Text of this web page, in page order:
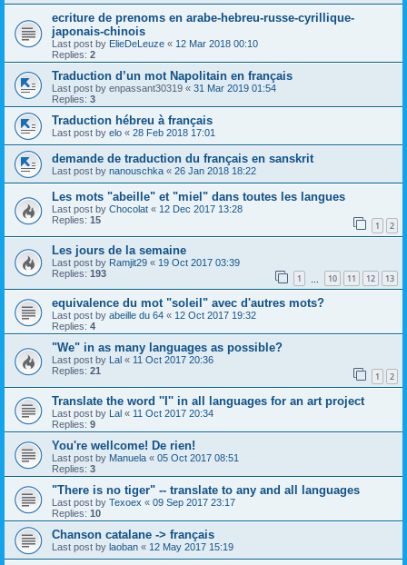
ecriture de prenoms en arabe-hebreu-russe-cyrillique-
japonais-chinois
Last post by ElieDeLeuze « 12 Mar 2018 00:10
Replies: 2
Traduction d’un mot Napolitain en français
Last post by enpassant30319 « 31 Mar 2019 01:54
Replies: 3
Traduction hébreu à français
Last post by elo « 28 Feb 2018 17:01
demande de traduction du français en sanskrit
Last post by nanouschka « 26 Jan 2018 18:22
Les mots "abeille" et "miel" dans toutes les langues
Last post by Chocolat « 12 Dec 2017 13:28
Replies: 15 1 2
Les jours de la semaine
Last post by Ramjit29 « 19 Oct 2017 03:39
Replies: 193 1 10 11 12 13
equivalence du mot "soleil" avec d'autres mots?
Last post by abeille du 64 « 12 Oct 2017 19:32
Replies: 4
"We" in as many languages as possible?
Last post by Lal « 11 Oct 2017 20:36
Replies: 21 1 2
Translate the word ''I'' in all languages for an art project
Last post by Lal « 11 Oct 2017 20:34
Replies: 9
You're wellcome! De rien!
Last post by Manuela « 05 Oct 2017 08:51
Replies: 3
"There is no tiger" -- translate to any and all languages
Last post by Texoex « 09 Sep 2017 23:17
Replies: 10
Chanson catalane -> français
Last post by laoban « 12 May 2017 15:19